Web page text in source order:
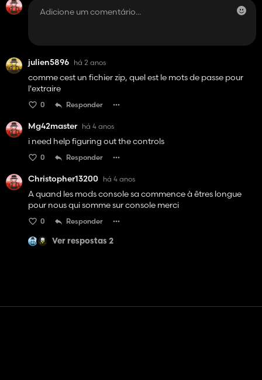
julien5896 há 2 anos
comme cest un fichier zip, quel est le mots de passe pour
l'extraire
0 Responder
Mg42master há 4 anos
i need help figuring out the controls
0 Responder
Christopher13200 há 4 anos
A quand les mods console sa commence à êtres longue
pour nous qui somme sur console merci
0 Responder
Ver respostas 2